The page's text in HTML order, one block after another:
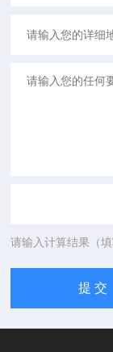
请输入计算结果（